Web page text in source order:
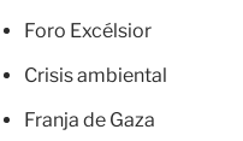
Foro Excélsior
Crisis ambiental
Franja de Gaza